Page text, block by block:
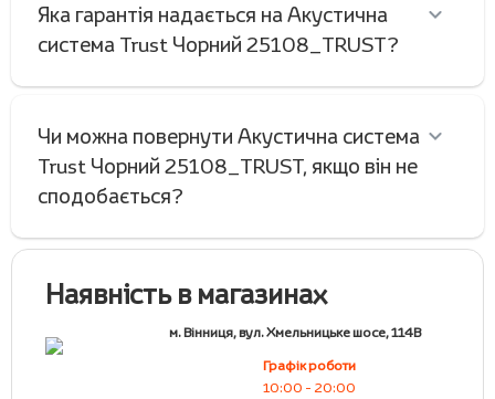
Яка гарантія надається на Акустична
система Trust Чорний 25108_TRUST?
Чи можна повернути Акустична система
Trust Чорний 25108_TRUST, якщо він не
сподобається?
Наявність в магазинах
м. Вінниця, вул. Хмельницьке шосе, 114В
Графік роботи
10:00 - 20:00